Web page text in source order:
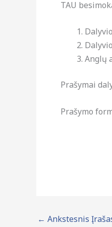
TAU
Anglų
Prašymai
Prašymo
← Ankstesnis